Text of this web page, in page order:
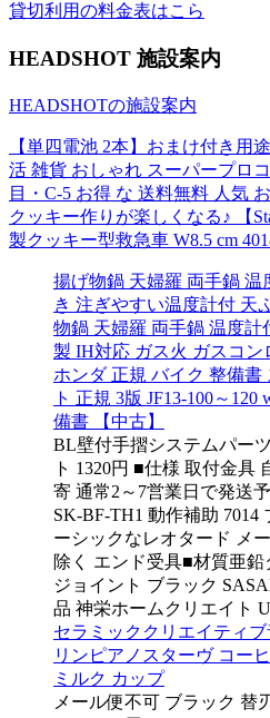
貸切利用の料金表はこら
HEADSHOT 施設案内
HEADSHOTの施設案内
【単四電池 2本】おまけ付き用
活 雑貨 おしゃれ スーパープロ
目・C-5 お得 な 送料無料 人気
クッキー作りが楽しくなる♪ 【
製クッキー型救急車 W8.5 cm
揚げ物鍋 天婦羅 両手鍋
き 注ぎやすい温度計付 天
物鍋 天婦羅 両手鍋 温度計
製 IH対応 ガス火 ガスコン
ホンダ 正規 バイク 整備書
ト 正規 3版 JF13-100～
備書 【中古】
BL壁付手摺システムパー
ト 1320円 ■仕様 取付金具
寄 通常2～7営業日で発送
SK-BF-TH1 動作補助
ーシックなレオタード メ
除く エンド受具■材質亜
ジョイント ブラック
品 神栄ホームクリエイト
セラミッククリエイティ
リンピアノスターヴ コー
ミルク カップ
メール便不可 ブラック 替